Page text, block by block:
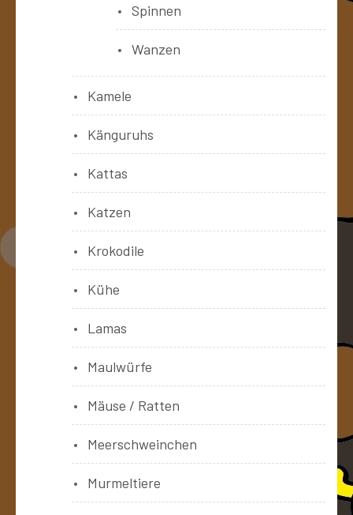
Spinnen
Wanzen
Kamele
Känguruhs
Kattas
Katzen
Krokodile
Kühe
Lamas
Maulwürfe
Mäuse / Ratten
Meerschweinchen
Murmeltiere